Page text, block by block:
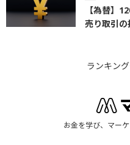
【為替】
売り取引の
ランキン
お金を学び、マー